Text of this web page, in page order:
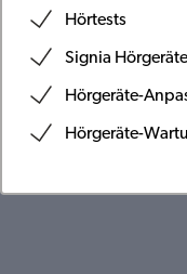
Hörtests
Signia
Hörgeräte-
Hörgeräte-